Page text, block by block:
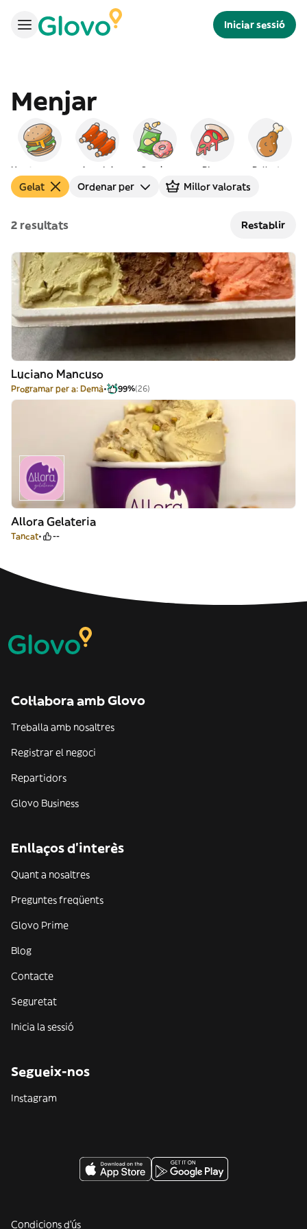
Iniciar sessió
Menjar
Americà Snacks Pizza Pollastre
Gelat Ordenar per Millor valorats
2 resultats Restablir
Luciano Mancuso
Programar per a: Demà 99%(26)
Allora Gelateria
Tancat --
Col·labora amb Glovo
Treballa amb nosaltres
Registrar el negoci
Repartidors
Glovo Business
Enllaços d'interès
Quant a nosaltres
Preguntes freqüents
Glovo Prime
Blog
Contacte
Seguretat
Inicia la sessió
Segueix-nos
Instagram
Condicions d'ús